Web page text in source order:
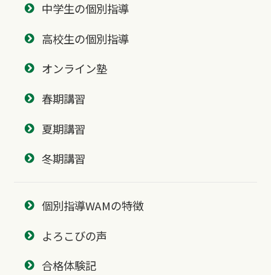
中学生の個別指導
高校生の個別指導
オンライン塾
春期講習
夏期講習
冬期講習
個別指導WAMの特徴
よろこびの声
合格体験記